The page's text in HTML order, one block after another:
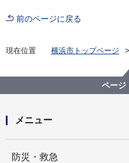
前のページに戻る
現在位置 横浜市トップページ
よくあるご質問Ｑ＆Ａ
ページ
メニュー
防災・救急